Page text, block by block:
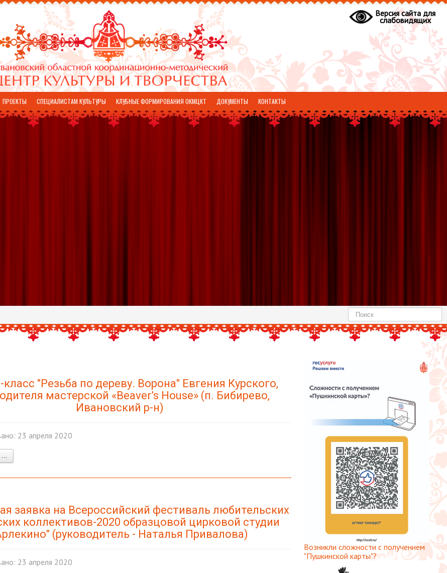
Версия сайта для
слабовидящих
ПРОЕКТЫ СПЕЦИАЛИСТАМ КУЛЬТУРЫ КЛУБНЫЕ ФОРМИРОВАНИЯ ОКМЦКТ ДОКУМЕНТЫ КОНТАКТЫ
Найти
"Резьба по дереву. Ворона" Евгения Курского,
мастерской «Beaver’s House» (п. Бибирево,
Ивановский р-н)
23 апреля 2020
заявка на Всероссийский фестиваль любительских
коллективов-2020 образцовой цирковой студии
(руководитель - Наталья Привалова)
23 апреля 2020
Возникли сложности с получением
"Пушкинской карты"?